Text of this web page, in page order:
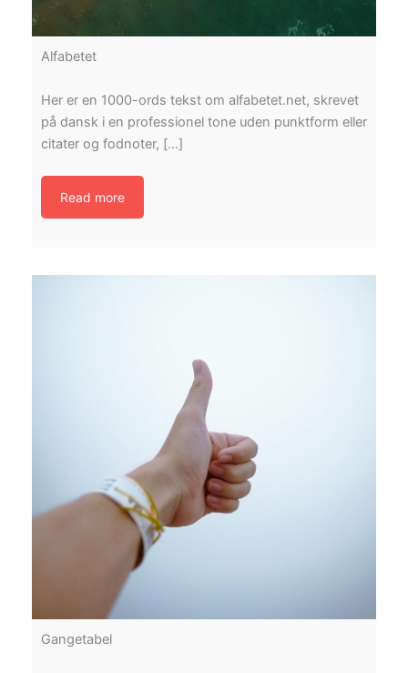
Alfabetet
Her er en 1000-ords tekst om alfabetet.net, skrevet
på dansk i en professionel tone uden punktform eller
citater og fodnoter, […]
Read more
Gangetabel